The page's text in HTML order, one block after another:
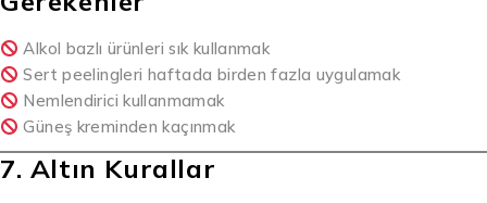
Alkol bazlı ürünleri sık kullanmak
Sert peelingleri haftada birden fazla uygulamak
Nemlendirici kullanmamak
Güneş kreminden kaçınmak
7. Altın Kurallar